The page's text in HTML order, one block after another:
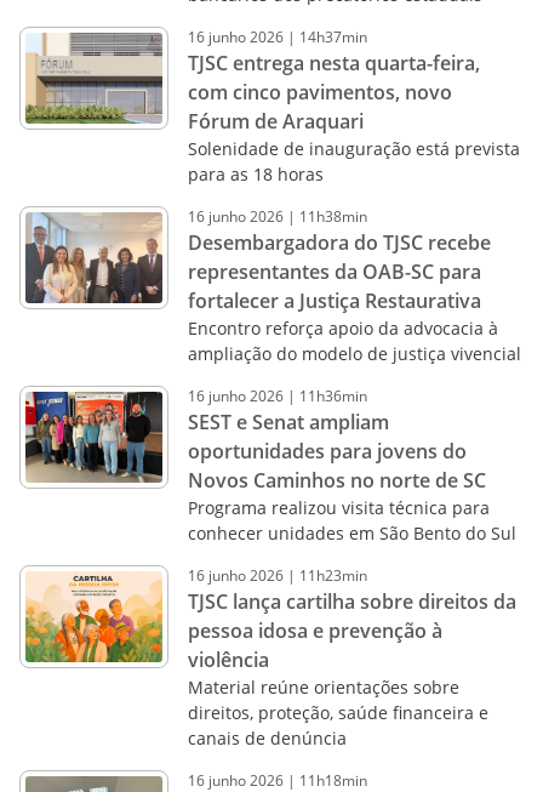
16 junho2026 | 14h37min
TJSC entrega nesta quarta-feira,
com cinco pavimentos, novo
Fórum de Araquari
Solenidade de inauguração está prevista
para as 18 horas
16 junho2026 | 11h38min
Desembargadora do TJSC recebe
representantes da OAB-SC para
fortalecer a Justiça Restaurativa
Encontro reforça apoio da advocacia à
ampliação do modelo de justiça vivencial
16 junho2026 | 11h36min
SEST e Senat ampliam
oportunidades para jovens do
Novos Caminhos no norte de SC
Programa realizou visita técnica para
conhecer unidades em São Bento do Sul
16 junho2026 | 11h23min
TJSC lança cartilha sobre direitos da
pessoa idosa e prevenção à
violência
Material reúne orientações sobre
direitos, proteção, saúde financeira e
canais de denúncia
16 junho2026 | 11h18min